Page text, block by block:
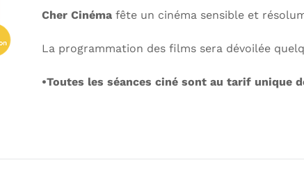
Cher Cinémafête un cinéma sensible et
La programmation des films sera dévoilée
•Toutes les séances ciné sont au tarif unique